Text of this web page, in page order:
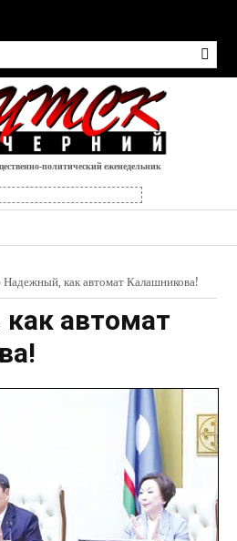
политический еженедельник
Надежный, как автомат Калашникова!
автомат